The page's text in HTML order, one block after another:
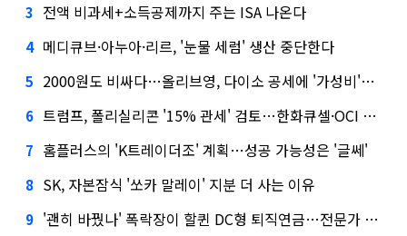
3 전액 비과세+소득공제까지 주는 ISA 나온다
4 메디큐브·아누아·리르, '눈물 세럼' 생산 중단한다
5 2000원도 비싸다…올리브영, 다이소 공세에 '가성비'로 맞불
6 트럼프, 폴리실리콘 '15% 관세' 검토…한화큐셀·OCI 영향은?
7 홈플러스의 'K트레이더조' 계획…성공 가능성은 '글쎄'
8 SK, 자본잠식 '쏘카 말레이' 지분 더 사는 이유
9 '괜히 바꿨나' 폭락장이 할퀸 DC형 퇴직연금…전문가 조언은